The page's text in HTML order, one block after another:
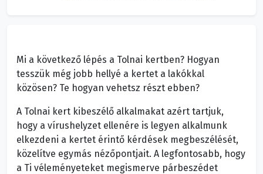
Mi a következő lépés a Tolnai kertben? Hogyan
tesszük még jobb hellyé a kertet a lakókkal
közösen? Te hogyan vehetsz részt ebben?
A Tolnai kert kibeszélő alkalmakat azért tartjuk,
hogy a vírushelyzet ellenére is legyen alkalmunk
elkezdeni a kertet érintő kérdések megbeszélését,
közelítve egymás nézőpontjait. A legfontosabb, hogy
a Ti véleményeteket megismerve párbeszédet